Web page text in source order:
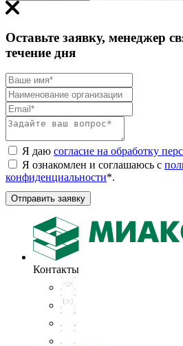
Оставьте заявку, менеджер
течение дня
Я даю согласие на обработку
Я ознакомлен и соглашаюсь с
конфиденциальности*.
Отправить заявку
Контакты